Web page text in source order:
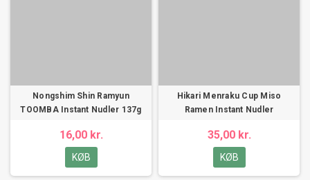
Nongshim Shin Ramyun
TOOMBA Instant Nudler 137g
16,00 kr.
KØB
Hikari Menraku Cup Miso
Ramen Instant Nudler
35,00 kr.
KØB